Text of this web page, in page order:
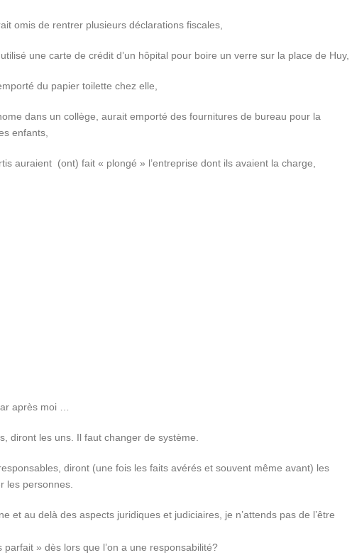
omis de rentrer plusieurs déclarations fiscales,
une carte de crédit d’un hôpital pour boire un verre sur la place de Huy,
du papier toilette chez elle,
dans un collège, aurait emporté des fournitures de bureau pour la
enfants,
auraient (ont) fait « plongé » l’entreprise dont ils avaient la charge,
après moi …
diront les uns. Il faut changer de système.
diront (une fois les faits avérés et souvent même avant) les
les personnes.
et au delà des aspects juridiques et judiciaires, je n’attends pas de l’être
parfait » dès lors que l’on a une responsabilité?